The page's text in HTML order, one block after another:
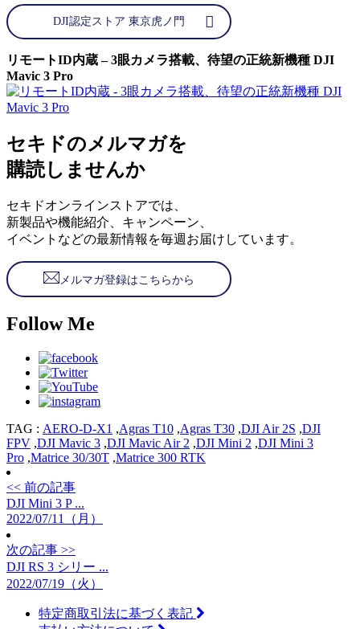
DJI認定ストア 東京虎ノ門
リモートID内蔵 – 3眼カメラ搭載、待望の正統新機種 DJI
Mavic 3 Pro
セキドのメルマガを
購読しませんか
セキドオンラインストアでは、
新製品や機能紹介、キャンペーン、
イベントなどの最新情報を毎週お届けしています。
メルマガ登録はこちらから
Follow Me
TAG : AERO-D-X1 ,Agras T10 ,Agras T30 ,DJI Air 2S ,DJI
FPV ,DJI Mavic 3 ,DJI Mavic Air 2 ,DJI Mini 2 ,DJI Mini 3
Pro ,Matrice 30/30T ,Matrice 300 RTK
<< 前の記事
DJI Mini 3 P ...
2022/07/11（月）
次の記事 >>
DJI RS 3 シリー ...
2022/07/19（火）
特定商取引法に基づく表記